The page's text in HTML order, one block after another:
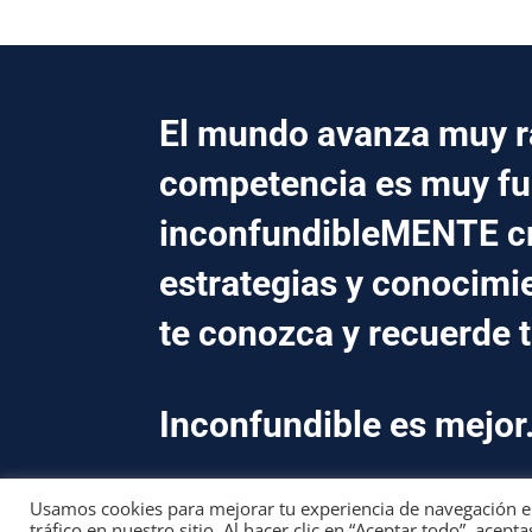
El mundo avanza muy
competencia es muy
inconfundibleMENTE
estrategias y
te conozca y recuerde
Inconfundible es mejor.
CONTACTO
Usamos cookies para mejorar tu experiencia de